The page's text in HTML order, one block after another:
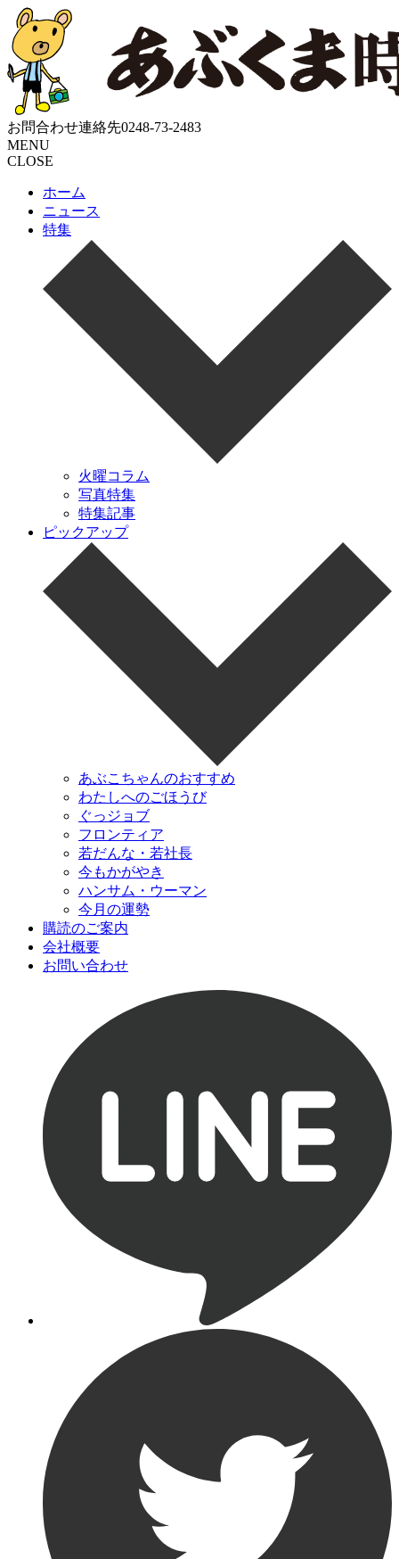
お問合わせ連絡先0248-73-2483
MENU
CLOSE
ホーム
ニュース
特集
火曜コラム
写真特集
特集記事
ピックアップ
あぶこちゃんのおすすめ
わたしへのごほうび
ぐっジョブ
フロンティア
若だんな・若社長
今もかがやき
ハンサム・ウーマン
今月の運勢
購読のご案内
会社概要
お問い合わせ